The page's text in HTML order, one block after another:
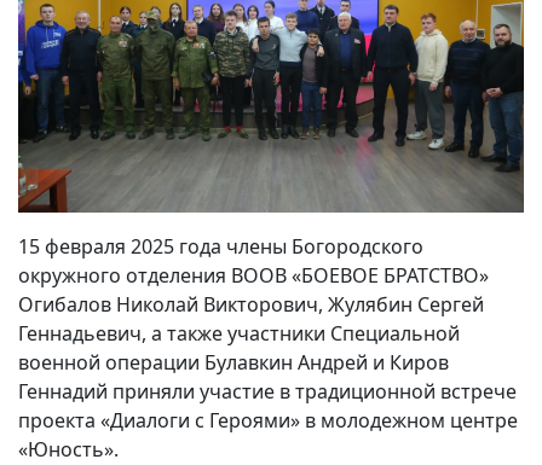
15 февраля 2025 года члены Богородского
окружного отделения ВООВ «БОЕВОЕ БРАТСТВО»
Огибалов Николай Викторович, Жулябин Сергей
Геннадьевич, а также участники Специальной
военной операции Булавкин Андрей и Киров
Геннадий приняли участие в традиционной встрече
проекта «Диалоги с Героями» в молодежном центре
«Юность».